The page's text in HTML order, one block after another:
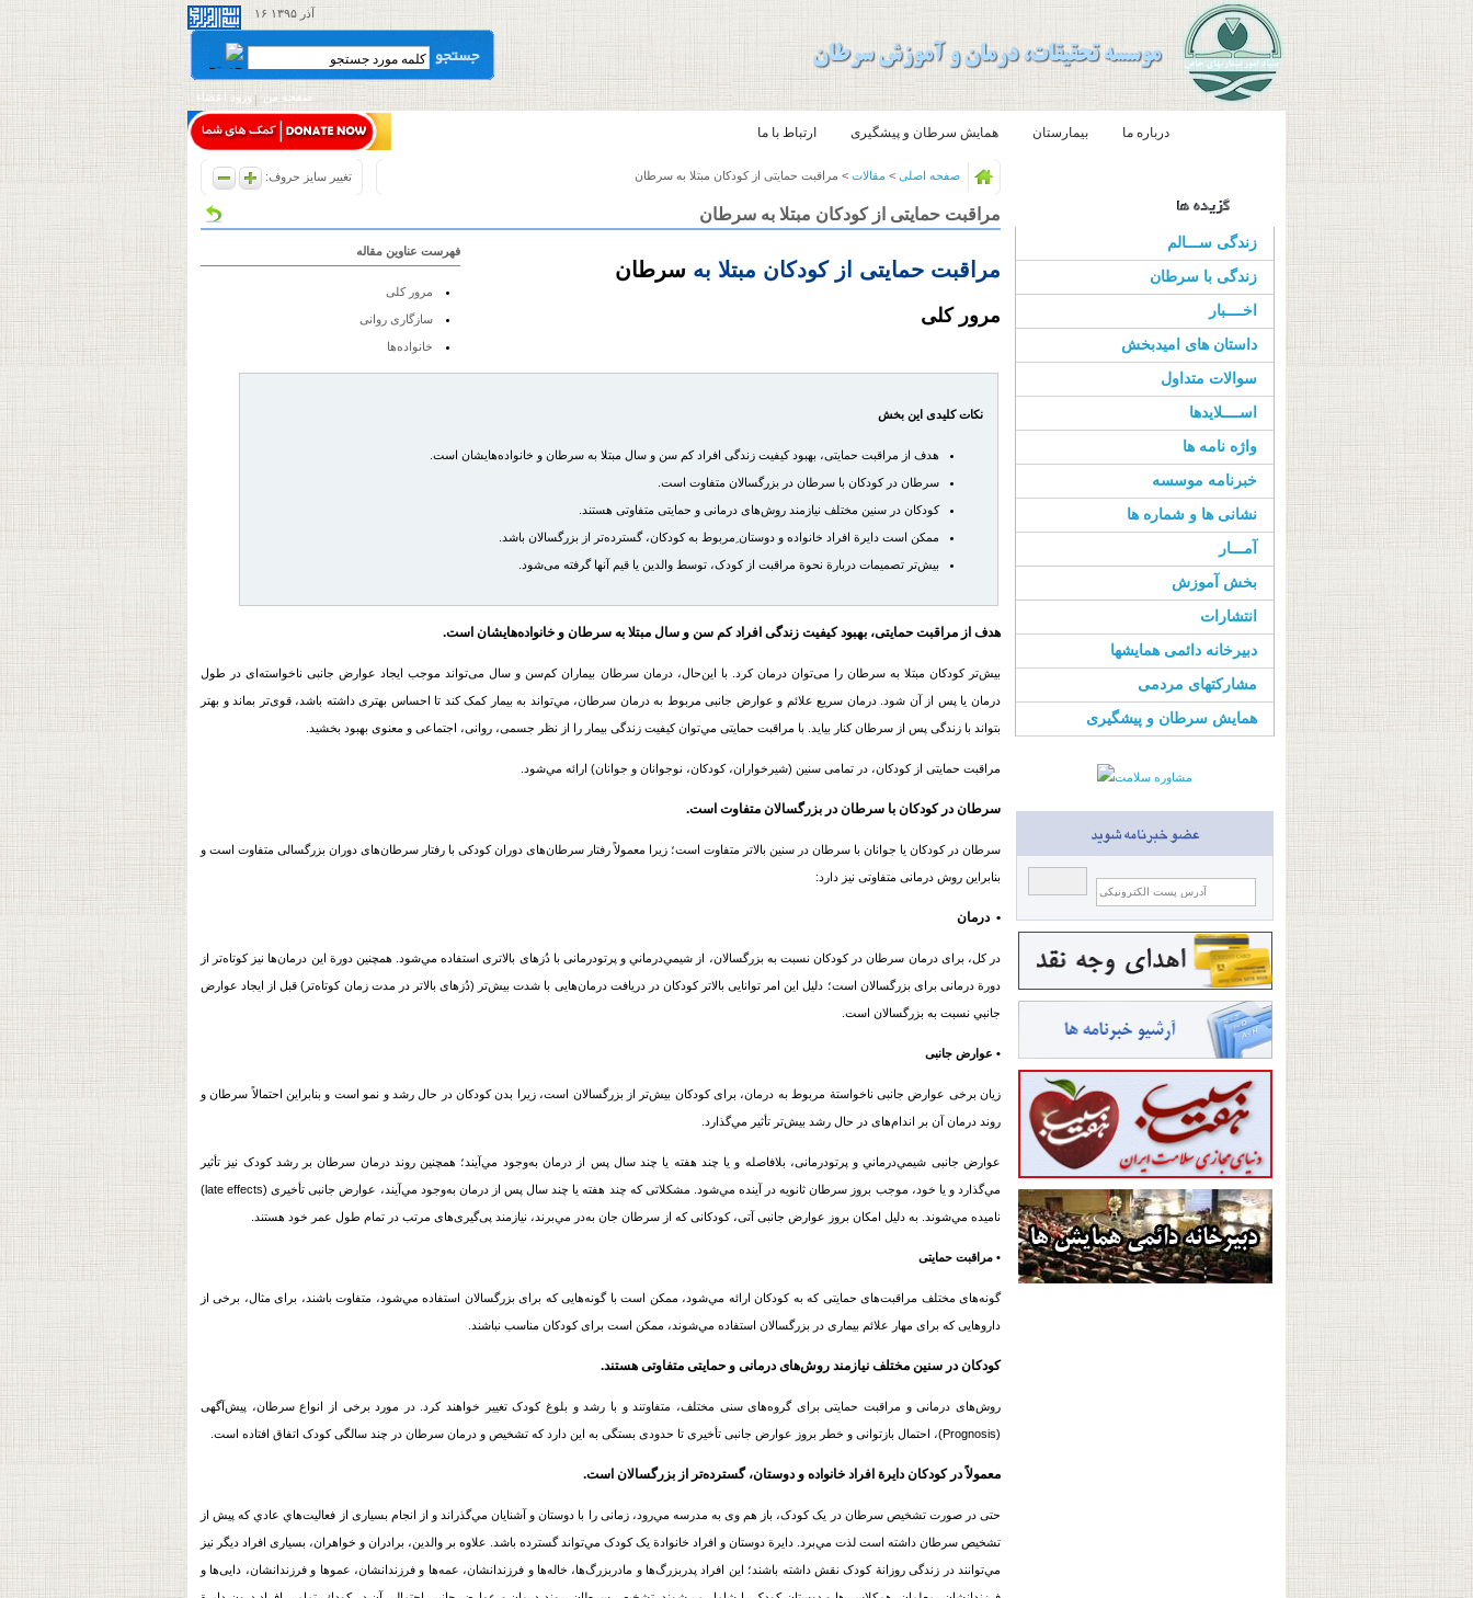
۱۶ آذر ۱۳۹۵
صفحه من ورود اعضاء
درباره ما بیمارستان همایش سرطان و پیشگیری ارتباط با ما
تغییر سایز حروف: صفحه اصلی > مقالات > مراقبت حمایتی از کودکان مبتلا به سرطان
مراقبت حمایتی از کودکان مبتلا به سرطان
فهرست عناوین مقاله
مرور کلی
سازگاری روانی
خانواده‌ها
مراقبت حمایتی از کودکان مبتلا به سرطان
مرور کلی
نکات کلیدی این بخش
هدف از مراقبت حمایتی، بهبود کیفیت زندگی افراد کم سن و سال مبتلا به سرطان و خانواده‌هایشان است.
سرطان در کودکان با سرطان در بزرگسالان متفاوت است.
کودکان در سنین مختلف نیازمند روش‌های درمانی و حمایتی متفاوتی هستند.
ممکن است دایرة افراد خانواده و دوستان ِمربوط به کودکان، گسترده‌تر از بزرگسالان باشد.
بیش‌تر تصمیمات دربارة نحوة مراقبت از کودک، توسط والدین یا قیم آنها گرفته می‌شود.
هدف از مراقبت حمایتی، بهبود کیفیت زندگی افراد کم سن و سال مبتلا به سرطان و خانواده‌هایشان است.
بیش‌تر کودکان مبتلا بهسرطان را می‌توان درمان كرد. با این‌حال، درمانسرطان بيماران كم‌سن و سال می‌تواند موجب ایجاد عوارض جانبی ناخواسته‌ای در طول
درمان یا پس از آن شود. درمان سریع علائم و عوارض جانبی مربوط به درمان سرطان، مي‌تواند به بیمار کمک کند تا احساس بهتری داشته باشد، قوی‌تر بماند و بهتر
بتواند با زندگی پس از سرطانکنار بیاید. با مراقبت حمایتی مي‌توان کیفیت زندگی بیمار را از نظر جسمی، روانی، اجتماعی و معنوی بهبود بخشيد.
مراقبت حمایتی از کودکان، در تمامی سنین (شيرخواران، کودکان، نوجوانان و جوانان) ارائه مي‌شود.
سرطاندر کودکان با سرطاندر بزرگسالان متفاوت است.
سرطان در کودکان یا جوانان با سرطان در سنین بالاتر متفاوت است؛ زيرا معمولاً رفتار سرطان‌های دوران کودکی با رفتار سرطان‌های دوران بزرگسالی متفاوت است و
بنابراین روش درمانی متفاوتی نیز دارد:
• درمان
در کل، برای درمان سرطاندر کودکان نسبت به بزرگسالان، از شيمي‌درماني و پرتودرمانی با دُزهای بالاتری استفاده مي‌شود. همچنین دورة این درمان‌ها نیز کوتاه‌تر از
دورة درمانی برای بزرگسالان است؛ دلیل این امر توانایی بالاتر کودکان در دریافت درمان‌هایی با شدت بیش‌تر (دُزهای بالاتر در مدت زمان کوتاه‌تر) قبل از ايجاد عوارض
جانبي نسبت به بزرگسالان است.
• عوارض جانبی
زیان برخی عوارض جانبی ناخواستة مربوط به درمان، برای کودکان بیش‌تر از بزرگسالان است، زيرا بدن کودکان در حال رشد و نمو است و بنابراین احتمالاً سرطانو
روند درمان آن بر اندام‌های در حال رشد بيش‌تر تأثیر مي‌گذارد.
عوارض جانبی شيمي‌درماني و پرتودرمانی، بلافاصله و یا چند هفته یا چند سال پس از درمان به‌وجود مي‌آيند؛ همچنین روند درمان سرطانبر رشد کودک نيز تأثير
مي‌گذارد و یا خود، موجب بروز سرطان ثانويه در آینده مي‌شود. مشکلاتی که چند هفته یا چند سال پس از درمان به‌وجود مي‌آیند، عوارض جانبی تأخیری (late effects)
نامیده مي‌شوند. به دلیل امکان بروز عوارض جانبی آتی، کودکانی که از سرطان جان به‌در مي‌برند، نیازمند پی‌گیری‌های مرتب در تمام طول عمر خود هستند.
• مراقبت حمایتی
گونه‌های مختلف مراقبت‌های حمایتی که به کودکان ارائه مي‌شود، ممکن است با گونه‌هایی که برای بزرگسالان استفاده مي‌شود، متفاوت باشند، برای مثال، برخی از
داروهایی که برای مهار علائم بیماری در بزرگسالان استفاده مي‌شوند، ممکن است برای کودکان مناسب نباشند.
کودکان در سنین مختلف نیازمند روش‌های درمانی و حمایتی متفاوتی هستند.
روش‌های درمانی و مراقبت حمایتی برای گروه‌های سنی مختلف، متفاوتند و با رشد و بلوغ کودک تغییر خواهند کرد. در مورد برخی از انواعسرطان، پیش‌آگهی
(Prognosis)، احتمال بازتوانی و خطر بروز عوارض جانبی تأخیری تا حدودی بستگی به این دارد که تشخیص و درمان سرطان در چند سالگی کودک اتفاق افتاده است.
معمولاً در كودكان دایرة افراد خانواده و دوستان، گسترده‌تر از بزرگسالان است.
حتی در صورت تشخيصسرطان در یک کودک، باز هم وی به مدرسه مي‌رود، زمانی را با دوستان و آشنایان مي‌گذراند و از انجام بسیاری از فعالیت‌هاي عادي که پیش از
تشخیص سرطان داشته است لذت مي‌برد. دایرة دوستان و افراد خانوادة یک کودک مي‌تواند گسترده باشد. علاوه بر والدین، برادران و خواهران، بسیاری افراد دیگر نیز
مي‌توانند در زندگی روزانة کودک نقش داشته باشند؛ این افراد پدربزرگ‌ها و مادربزرگ‌ها، خاله‌ها و فرزندانشان، عمه‌ها و فرزندانشان، عموها و فرزندانشان، دایی‌ها و
زندگی ســـالم
زندگی با سرطان
اخــــبار
داستان های امیدبخش
سوالات متداول
اســــلایدها
واژه نامه ها
خبرنامه موسسه
نشانی ها و شماره ها
آمـــار
بخش آموزش
انتشارات
دبیرخانه دائمی همایشها
مشارکتهای مردمی
همایش سرطان و پیشگیری